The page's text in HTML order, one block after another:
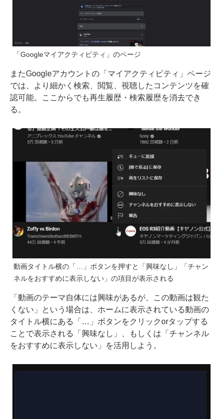
「Googleマイアクティビティ」のページ
またGoogleアカウントの「マイアクティビティ」ページ
では、より細かく検索、閲覧、視聴したコンテンツを確
認可能。ここからでも再生履歴・検索履歴を消去でき
る。
動画タイトル横の「…」ボタンを押すと「興味なし」「チャン
ネルをおすすめに表示しない」の項目が表示される
「動画のテーマ自体には興味があるが、この動画は観た
くない」という場合は、ホームに表示されている動画の
タイトル横にある「…」ボタンをクリックorタップする
ことで表示される「興味なし」、もしくは「チャンネル
をおすすめに表示しない」を活用しよう。